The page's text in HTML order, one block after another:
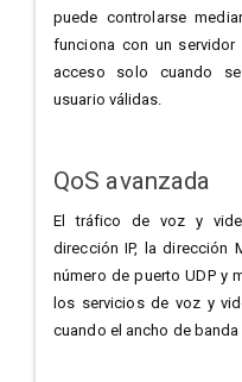
puede controlarse
funciona con un servidor
acceso solo cuando
usuario válidas.
QoS avanzada
El tráfico de voz y
dirección IP, la dirección
número de puerto UDP y
los servicios de voz y
cuando el ancho de